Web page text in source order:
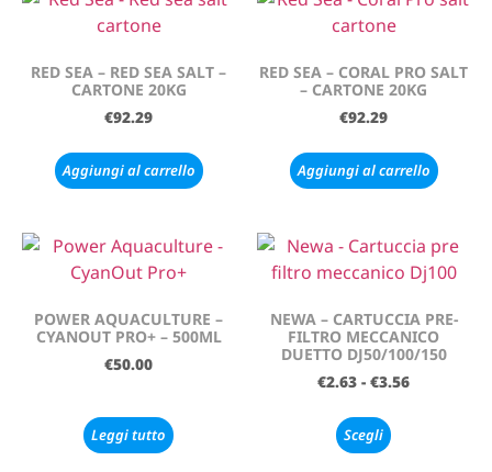
RED SEA – RED SEA SALT –
CARTONE 20KG
€92.29
Aggiungi al carrello
RED SEA – CORAL PRO SALT
– CARTONE 20KG
€92.29
Aggiungi al carrello
POWER AQUACULTURE –
CYANOUT PRO+ – 500ML
€50.00
Leggi tutto
NEWA – CARTUCCIA PRE-
FILTRO MECCANICO
DUETTO DJ50/100/150
€2.63 - €3.56
Scegli